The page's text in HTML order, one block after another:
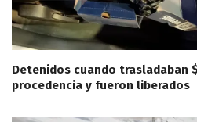
Detenidos cuando trasladaban
procedencia y fueron liberados